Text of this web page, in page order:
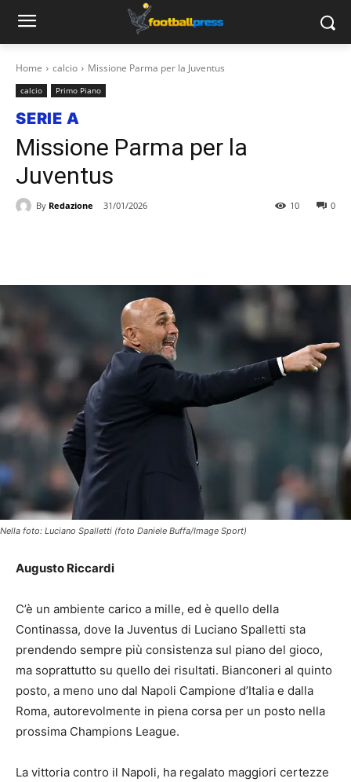
Home calcio Missione Parma per la Juventus
calcio Primo Piano
SERIE A
Missione Parma per la
Juventus
By Redazione 31/01/2026 0
10
Nella foto: Luciano Spalletti (foto Daniele Buffa/Image Sport)
Augusto Riccardi
C’è un ambiente carico a mille, ed è quello della
Continassa, dove la Juventus di Luciano Spalletti sta
prendendo sempre più consistenza sul piano del gioco,
ma soprattutto su quello dei risultati. Bianconeri al quinto
posto, a meno uno dal Napoli Campione d’Italia e dalla
Roma, autorevolmente in piena corsa per un posto nella
prossima Champions League.
La vittoria contro il Napoli, ha regalato maggiori certezze